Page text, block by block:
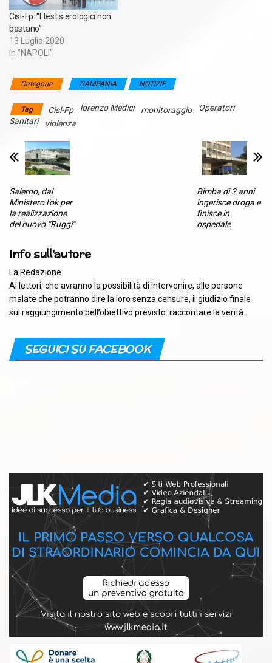
Cisl-Fp: “I test sierologici non
bastano”
13 Luglio 2020
In "NAPOLI"
Categoria CAMPANIA NOTIZIE
Tag Cisl-Fp lorenzo Medici monitoraggio
Operatori
Sanitari
violenza
Salerno, dal
Ministero l’ok per
la realizzazione
del nuovo “Ruggi”
Bimba di 2 anni
ingerisce droga e
finisce in
ospedale
Info sull'autore
La Redazione
Ai lettori, che avranno la possibilità di intervenire, alle persone
malate che potranno dire la loro senza censure, il giudizio finale
sul raggiungimento dell’obiettivo previsto: raccontare la verità.
SEGUICI SU FACEBOOK